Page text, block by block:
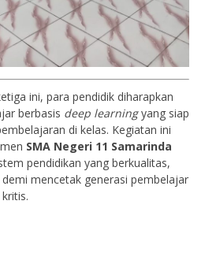
ini, para pendidik diharapkan
berbasis deep learningyang siap
di kelas. Kegiatan ini
SMA Negeri 11 Samarinda
pendidikan yang berkualitas,
mencetak generasi pembelajar